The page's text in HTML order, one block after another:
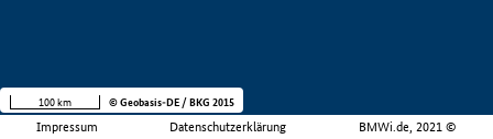
Impressum Datenschutzerklärung BMWi.de, 2021 ©
100 km © Geobasis-DE / BKG 2015